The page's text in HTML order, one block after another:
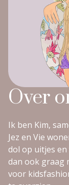
Over
Ik ben Kim,
Jez en Vie
dol op uitjes en
dan ook graag
voor